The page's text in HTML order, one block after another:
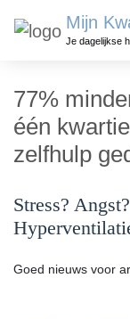
Mijn
Je dagelijkse
77%
één
zelfhulp
Stress?
Goed nieuws voor